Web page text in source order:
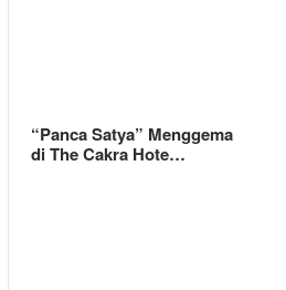
“Panca Satya” Menggema
di The Cakra Hote…